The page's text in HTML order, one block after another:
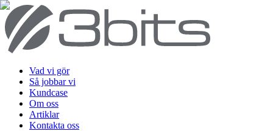
Vad vi gör
Så jobbar vi
Kundcase
Om oss
Artiklar
Kontakta oss